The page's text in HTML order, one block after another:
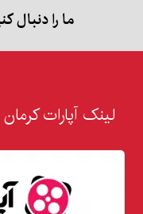
ما را دنبال
لینک آپارات کرمان